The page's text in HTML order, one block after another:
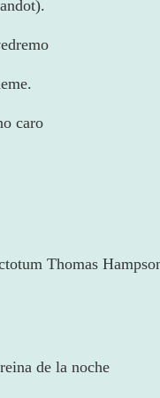
caro
Thomas
de la noche